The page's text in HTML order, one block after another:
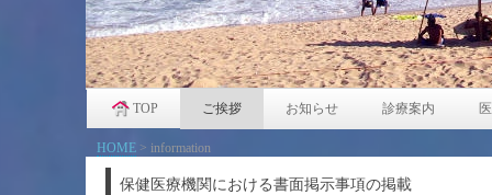
TOP ご挨拶 お知らせ 診療案内
HOME> information
保健医療機関における書面掲示事項の掲載